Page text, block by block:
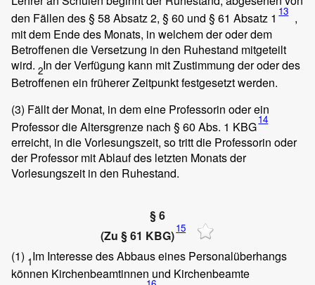
den Fällen des § 58 Absatz 2, § 60 und § 61 Absatz 1 13 ,
mit dem Ende des Monats, in welchem der oder dem
Betroffenen die Versetzung in den Ruhestand mitgeteilt
wird. 2In der Verfügung kann mit Zustimmung der oder des
Betroffenen ein früherer Zeitpunkt festgesetzt werden.
(3) Fällt der Monat, in dem eine Professorin oder ein
Professor die Altersgrenze nach § 60 Abs. 1 KBG14
erreicht, in die Vorlesungszeit, so tritt die Professorin oder
der Professor mit Ablauf des letzten Monats der
Vorlesungszeit in den Ruhestand.
§ 6
(Zu § 61 KBG)15
(1) 1Im Interesse des Abbaus eines Personalüberhangs
können Kirchenbeamtinnen und Kirchenbeamte